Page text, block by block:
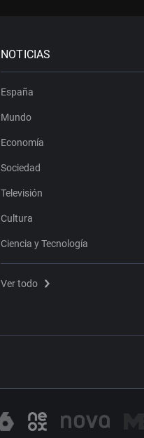
NOTICIAS
España
Mundo
Economía
Sociedad
Televisión
Cultura
Ciencia y Tecnología
Ver todo